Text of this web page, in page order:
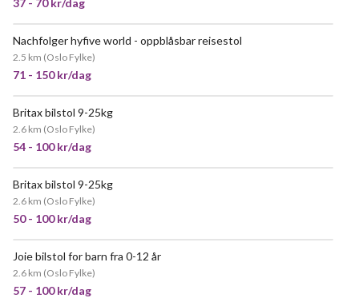
37 - 70 kr/dag
Nachfolger hyfive world - oppblåsbar reisestol
2.5 km (Oslo Fylke)
71 - 150 kr/dag
Britax bilstol 9-25kg
2.6 km (Oslo Fylke)
54 - 100 kr/dag
Britax bilstol 9-25kg
2.6 km (Oslo Fylke)
50 - 100 kr/dag
Joie bilstol for barn fra 0-12 år
2.6 km (Oslo Fylke)
57 - 100 kr/dag